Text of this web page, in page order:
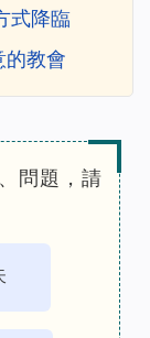
式降臨
的教會
問題，請